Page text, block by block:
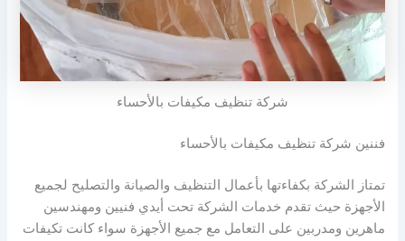
شركة تنظيف مكيفات بالأحساء
فننين شركة تنظيف مكيفات بالأحساء
تمتاز الشركة بكفاءتها بأعمال التنظيف والصيانة والتصليح لجميع
الأجهزة حيث تقدم خدمات الشركة تحت أيدي فنيين ومهندسين
ماهرين ومدربين على التعامل مع جميع الأجهزة سواء كانت تكيفات